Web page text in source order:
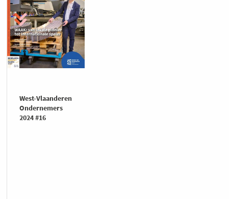
West-Vlaanderen
Ondernemers
2024 #16